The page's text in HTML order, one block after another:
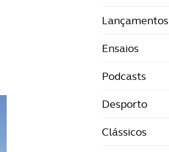
Lançamentos
Ensaios
Podcasts
Desporto
Clássicos